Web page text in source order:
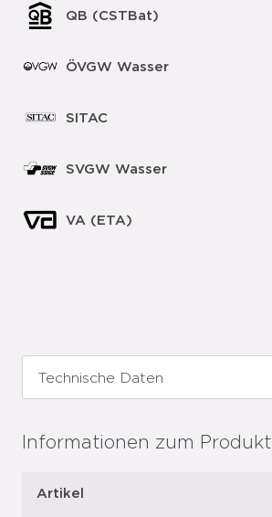
QB (CSTBat)
ÖVGW Wasser
SITAC
SVGW Wasser
VA (ETA)
Informationen zum Produkt
Artikel